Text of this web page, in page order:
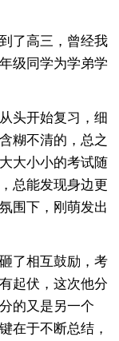
了高三，曾经我
级同学为学弟学
头开始复习，细
糊不清的，总之
大小小的考试随
总能发现身边更
围下，刚萌发出
了相互鼓励，考
起伏，这次他分
的又是另一个
在于不断总结，